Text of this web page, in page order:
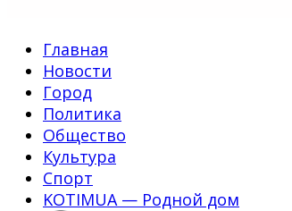
Главная
Новости
Город
Политика
Общество
Культура
Спорт
KOTIMUA — Родной дом